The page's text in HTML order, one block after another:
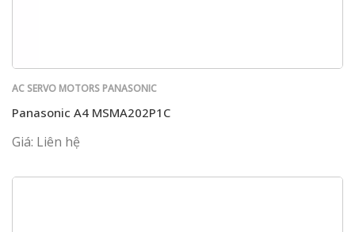
AC SERVO MOTORS PANASONIC
Panasonic A4 MSMA202P1C
Giá: Liên hệ